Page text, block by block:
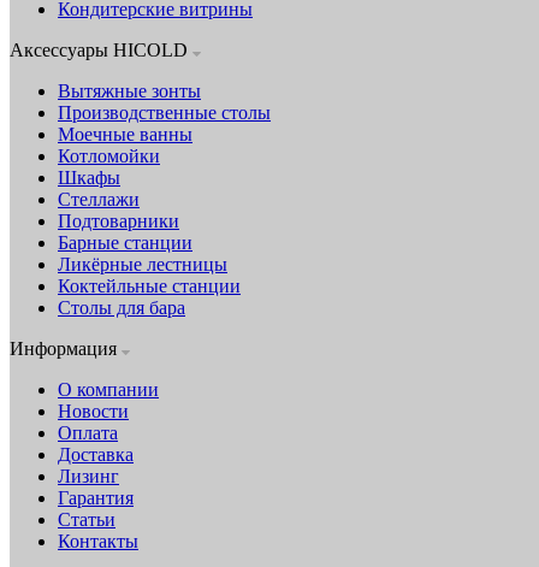
Кондитерские витрины
Аксессуары HICOLD
Вытяжные зонты
Производственные столы
Моечные ванны
Котломойки
Шкафы
Стеллажи
Подтоварники
Барные станции
Ликёрные лестницы
Коктейльные станции
Столы для бара
Информация
О компании
Новости
Оплата
Доставка
Лизинг
Гарантия
Статьи
Контакты